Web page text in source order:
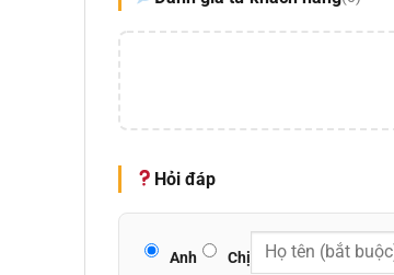
Hỏi đáp
Anh Chị